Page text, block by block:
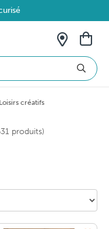
en Belgique
Loisirs créatifs
produits)